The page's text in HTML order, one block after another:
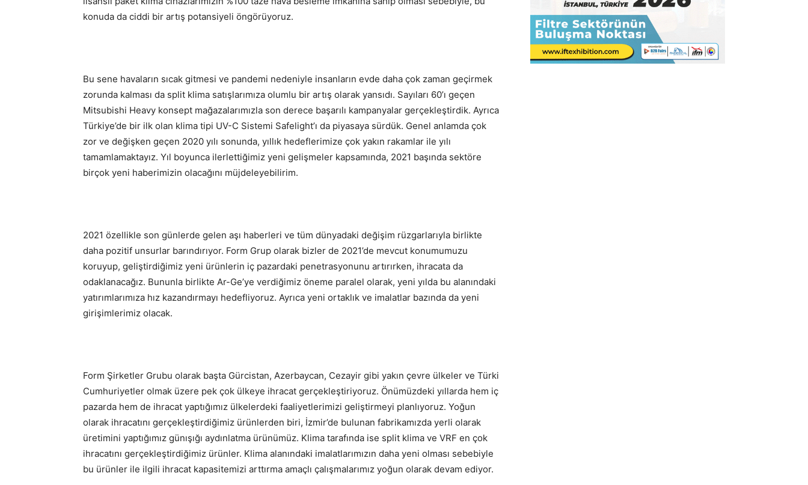
konuda da ciddi bir artış potansiyeli öngörüyoruz.
Bu sene havaların sıcak gitmesi ve pandemi nedeniyle insanların evde daha çok zaman geçirmek
zorunda kalması da split klima satışlarımıza olumlu bir artış olarak yansıdı. Sayıları 60’ı geçen
Mitsubishi Heavy konsept mağazalarımızla son derece başarılı kampanyalar gerçekleştirdik. Ayrıca
Türkiye’de bir ilk olan klima tipi UV-C Sistemi Safelight’ı da piyasaya sürdük. Genel anlamda çok
zor ve değişken geçen 2020 yılı sonunda, yıllık hedeflerimize çok yakın rakamlar ile yılı
tamamlamaktayız. Yıl boyunca ilerlettiğimiz yeni gelişmeler kapsamında, 2021 başında sektöre
birçok yeni haberimizin olacağını müjdeleyebilirim.
2021 özellikle son günlerde gelen aşı haberleri ve tüm dünyadaki değişim rüzgarlarıyla birlikte
daha pozitif unsurlar barındırıyor. Form Grup olarak bizler de 2021’de mevcut konumumuzu
koruyup, geliştirdiğimiz yeni ürünlerin iç pazardaki penetrasyonunu artırırken, ihracata da
odaklanacağız. Bununla birlikte Ar-Ge’ye verdiğimiz öneme paralel olarak, yeni yılda bu alanındaki
yatırımlarımıza hız kazandırmayı hedefliyoruz. Ayrıca yeni ortaklık ve imalatlar bazında da yeni
girişimlerimiz olacak.
Form Şirketler Grubu olarak başta Gürcistan, Azerbaycan, Cezayir gibi yakın çevre ülkeler ve Türki
Cumhuriyetler olmak üzere pek çok ülkeye ihracat gerçekleştiriyoruz. Önümüzdeki yıllarda hem iç
pazarda hem de ihracat yaptığımız ülkelerdeki faaliyetlerimizi geliştirmeyi planlıyoruz. Yoğun
olarak ihracatını gerçekleştirdiğimiz ürünlerden biri, İzmir’de bulunan fabrikamızda yerli olarak
üretimini yaptığımız günışığı aydınlatma ürünümüz. Klima tarafında ise split klima ve VRF en çok
ihracatını gerçekleştirdiğimiz ürünler. Klima alanındaki imalatlarımızın daha yeni olması sebebiyle
bu ürünler ile ilgili ihracat kapasitemizi arttırma amaçlı çalışmalarımız yoğun olarak devam ediyor.